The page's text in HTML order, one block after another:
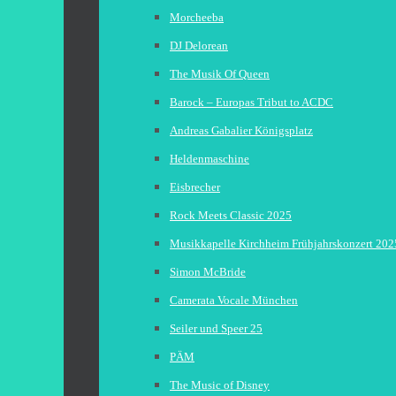
Morcheeba
DJ Delorean
The Musik Of Queen
Barock – Europas Tribut to ACDC
Andreas Gabalier Königsplatz
Heldenmaschine
Eisbrecher
Rock Meets Classic 2025
Musikkapelle Kirchheim Frühjahrskonzert
Simon McBride
Camerata Vocale München
Seiler und Speer 25
PÄM
The Music of Disney